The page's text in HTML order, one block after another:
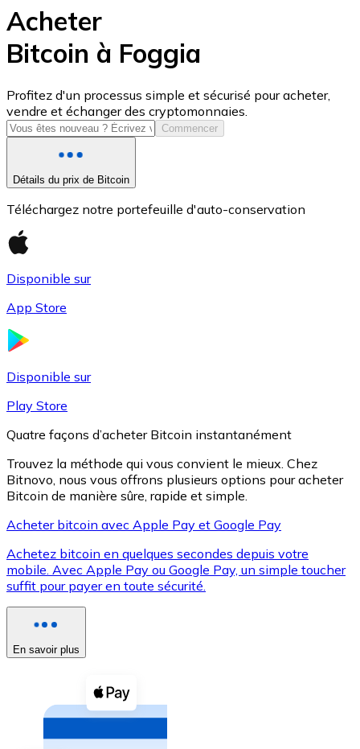
USD Coin
USDC
XRP
XRP
Voir toutes
Coupons crypto
Achetez des cryptomonnaies en espèces et d'autres
Acheter avec espèces
Acheter
Bitcoin à Foggia
Profitez d'un processus simple et sécurisé pour acheter,
vendre et échanger des cryptomonnaies.
Commencer
Détails du prix de Bitcoin
Téléchargez notre portefeuille d'auto-conservation
Disponible sur
App Store
Disponible sur
Play Store
Quatre façons d’acheter Bitcoin instantanément
Trouvez la méthode qui vous convient le mieux. Chez
Bitnovo, nous vous offrons plusieurs options pour acheter
Bitcoin de manière sûre, rapide et simple.
Acheter bitcoin avec Apple Pay et Google Pay
Achetez bitcoin en quelques secondes depuis votre
mobile. Avec Apple Pay ou Google Pay, un simple toucher
suffit pour payer en toute sécurité.
En savoir plus